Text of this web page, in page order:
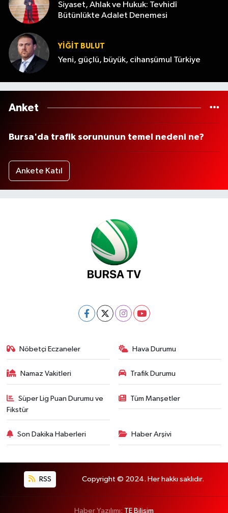
Siyaset, Ahlak ve Hukuk: Tevhidî
Bütünlükte Adalet Denemesi
YİĞİT BULUT
Yeni, güçlü, büyük, cihanşümul Türkiye
Anket
Bursa'da trafik sorununun temel nedeni ne?
Ankete Katıl
Nöbetçi Eczaneler Hava Durumu
Namaz Vakitleri Trafik Durumu
Süper Lig Puan Durumu ve
Fikstür
Tüm Manşetler
Son Dakika Haberleri Haber Arşivi
RSS Copyright © 2024. Her hakkı saklıdır.
Haber Yazılımı: TE Bilişim